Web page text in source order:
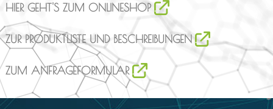
HIER GEHT'S ZUM ONLINESHOP
ZUR PRODUKTLISTE UND BESCHREIBUNGEN
ZUM ANFRAGEFORMULAR